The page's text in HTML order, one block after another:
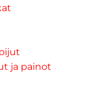
ja painot